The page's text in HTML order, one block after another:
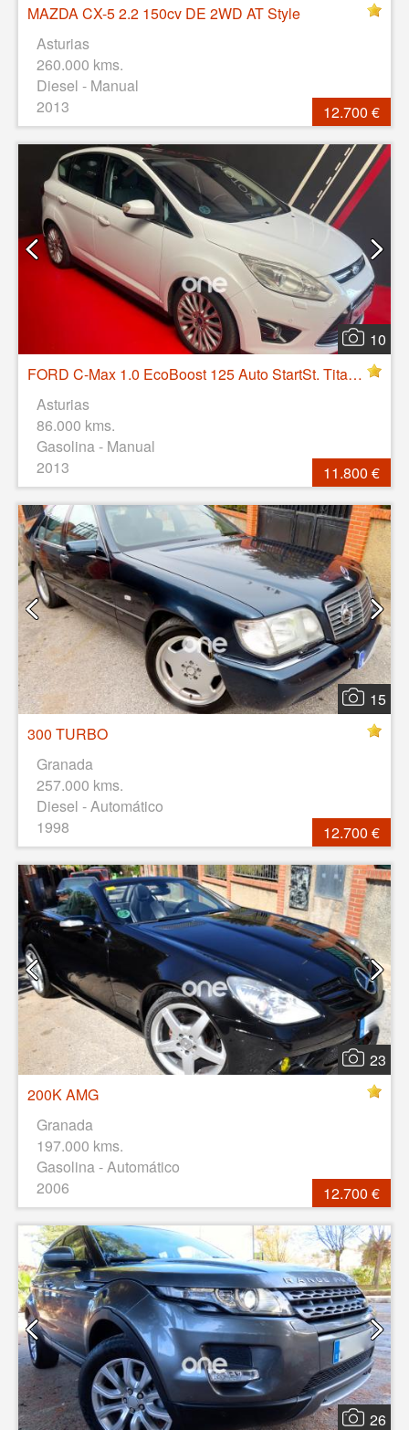
MAZDA CX-5 2.2 150cv DE 2WD AT Style
Asturias
260.000 kms.
Diesel - Manual
2013
12.700 €
10
FORD C-Max 1.0 EcoBoost 125 Auto StartSt. Titanium
Asturias
86.000 kms.
Gasolina - Manual
2013
11.800 €
15
300 TURBO
Granada
257.000 kms.
Diesel - Automático
1998
12.700 €
23
200K AMG
Granada
197.000 kms.
Gasolina - Automático
2006
12.700 €
26